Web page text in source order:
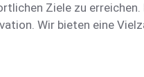
Ziele zu erreichen.
Wir bieten eine